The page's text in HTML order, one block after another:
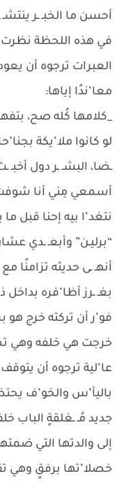
أحسن ما الخبـ ـر
في هذه اللحظة نظرت
العبرات ترجوه أن
معا’ندًا إياها:
_كلامها كُله صح،
لو كانوا ملا’يكة
ـضا، البشـ ـر دول
أسمعي مِني أنا
نتغد’ا بيه إحنا قبل
“برليـن” وأبعـ ـدي
أنهـ ـى حديثه تزامنًا
بغـ ـرز أظا’فره بداخل
فو’ر أن تركته خرج هو
خرجت هي خلفه وهي تصـ
عا’لية ترجوه أن
باليأ’س والخو’ف
جديد مُـ ـغلقةٍ الباب
إلى والدتها التي
خصلا’تها برفقٍ وهي